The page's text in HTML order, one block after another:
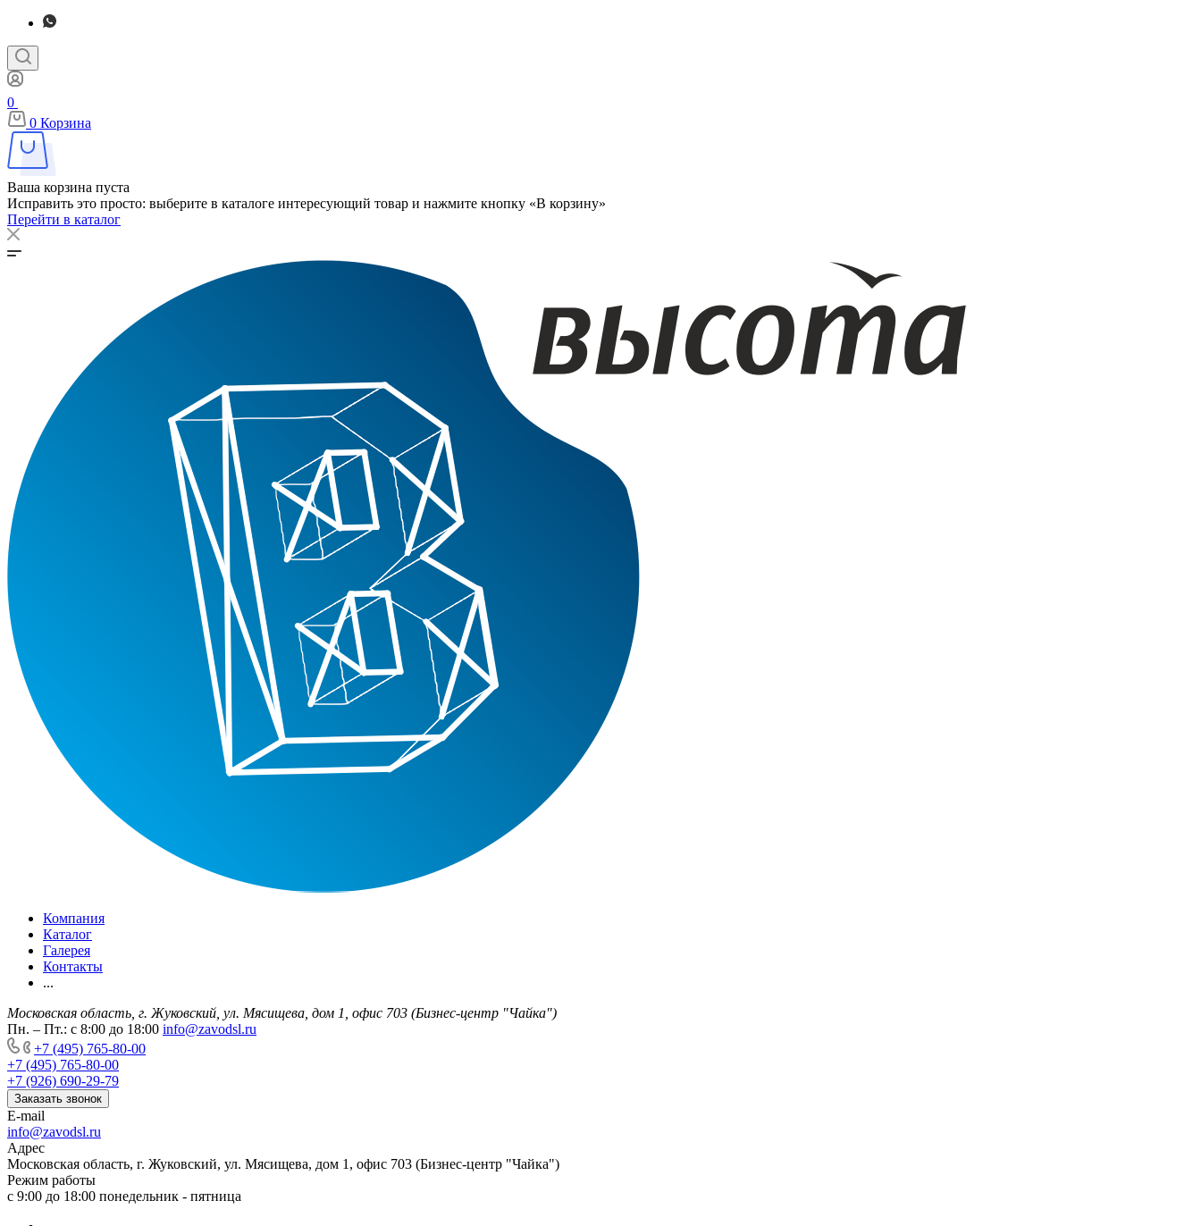
0
0 Корзина
Ваша корзина пуста
Исправить это просто: выберите в каталоге интересующий товар и нажмите кнопку «В корзину»
Перейти в каталог
Компания
Каталог
Галерея
Контакты
...
Московская область, г. Жуковский, ул. Мясищева, дом 1, офис 703 (Бизнес-центр "Чайка")
Пн. – Пт.: с 8:00 до 18:00 info@zavodsl.ru
+7 (495) 765-80-00
+7 (495) 765-80-00
+7 (926) 690-29-79
Заказать звонок
E-mail
info@zavodsl.ru
Адрес
Московская область, г. Жуковский, ул. Мясищева, дом 1, офис 703 (Бизнес-центр "Чайка")
Режим работы
с 9:00 до 18:00 понедельник - пятница